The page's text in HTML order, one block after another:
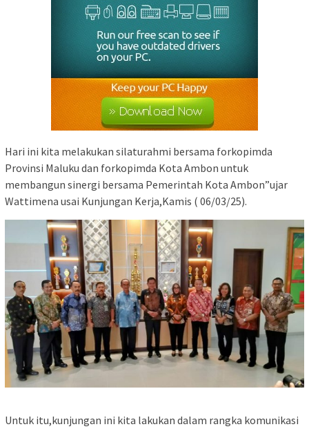
Hari ini kita melakukan silaturahmi bersama forkopimda
Provinsi Maluku dan forkopimda Kota Ambon untuk
membangun sinergi bersama Pemerintah Kota Ambon”ujar
Wattimena usai Kunjungan Kerja,Kamis ( 06/03/25).
Untuk itu,kunjungan ini kita lakukan dalam rangka komunikasi